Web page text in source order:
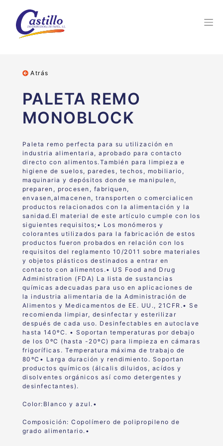
Atrás
PALETA REMO
MONOBLOCK
Paleta remo perfecta para su utilizaciónen
industria alimentaria, aprobado paracontacto
directo con alimentos.También para limpieza e
higiene de suelos, paredes, techos, mobiliario,
maquinaria y depósitos donde se manipulen,
preparen, procesen, fabriquen,
envasen,almacenen,transporten o comercialicen
productos relacionados con la alimentación y la
sanidad.El material de este artículo cumple con los
siguientes requisitos;• Los monómeros y
colorantes utilizados para la fabricación de estos
productos fueron probados en relación con los
requisitos del reglamento 10/2011 sobre materiales
y objetos plásticos destinados a entrar en
contacto con alimentos.• US Food and Drug
Administration (FDA) La lista de sustancias
químicas adecuadas para uso en aplicaciones de
la industria alimentaria de la Administración de
Alimentos y Medicamentos de EE. UU., 21CFR.• Se
recomienda limpiar, desinfectar y esterilizar
después de cada uso. Desinfectables en autoclave
hasta 140ºC. • Soportan temperaturas por debajo
de los 0ºC (hasta -20ºC) para limpieza en cámaras
frigoríficas. Temperatura máxima de trabajo de
80ºC• Larga duración y rendimiento. Soportan
productos químicos (álcalis diluidos, acídos y
disolventes orgánicos así como detergentes y
desinfectantes).
Color:Blanco y azul.•
Composición: Copolímero de polipropileno de
grado alimentario.•